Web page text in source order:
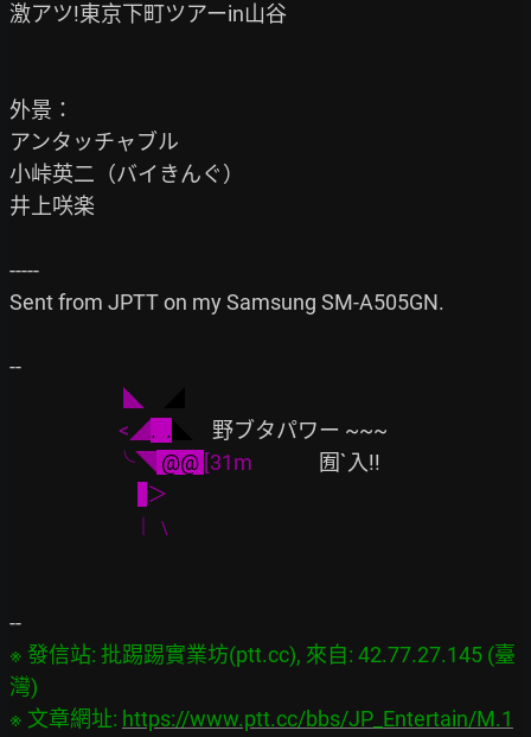
激アツ!東京下町ツアーin山谷
外景：
アンタッチャブル
小峠英二（バイきんぐ）
井上咲楽
-----
Sent from JPTT on my Samsung SM-A505GN.
--
◣
   <◢
.  .
野ブタパワー ~~~
  ╰◥
@@ [31m
          囿`入!!
＞
︱﹨
※ 發信站: 批踢踢實業坊(ptt.cc), 來自: 42.77.27.145 (臺
灣)
※ 文章網址: https://www.ptt.cc/bbs/JP_Entertain/M.1